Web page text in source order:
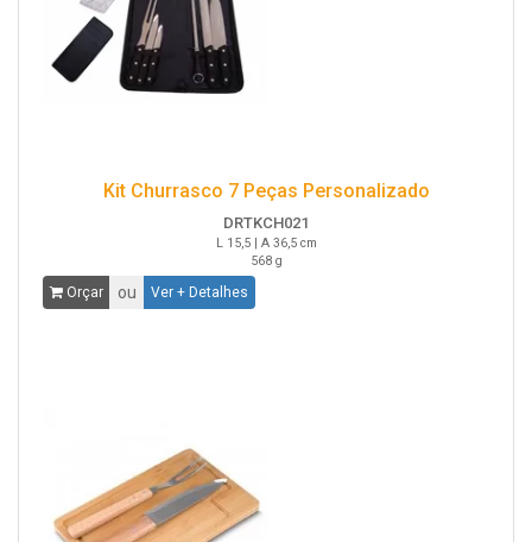
Kit Churrasco 7 Peças Personalizado
DRTKCH021
L 15,5 | A 36,5 cm
568 g
Orçar ou Ver + Detalhes